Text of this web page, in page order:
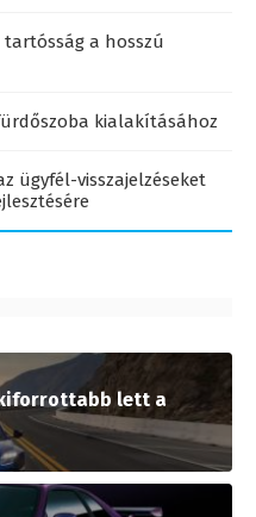
a hosszú
kialakításához
ügyfél-visszajelzéseket
kiforrottabb lett a